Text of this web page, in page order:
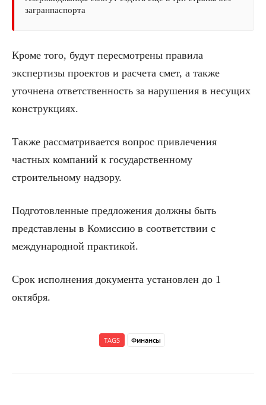
загранпаспорта
Кроме того, будут пересмотрены правила
экспертизы проектов и расчета смет, а также
уточнена ответственность за нарушения в несущих
конструкциях.
Также рассматривается вопрос привлечения
частных компаний к государственному
строительному надзору.
Подготовленные предложения должны быть
представлены в Комиссию в соответствии с
международной практикой.
Срок исполнения документа установлен до 1
октября.
TAGS Финансы